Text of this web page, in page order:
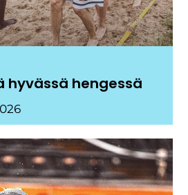
hyvässä hengessä